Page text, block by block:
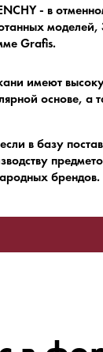
- в
моделей,
Grafis.
имеют
основе, а
в базу
брендов.